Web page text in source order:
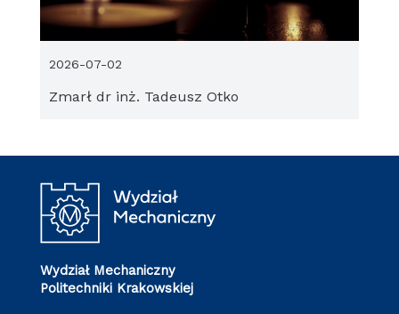
Zmarł dr inż. Tadeusz Otko
2026-07-02
Wydział Mechaniczny
Politechniki Krakowskiej